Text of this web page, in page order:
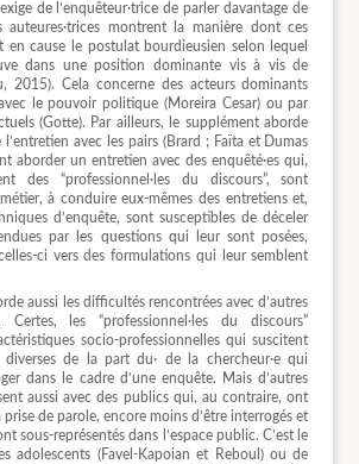
de l’enquêteur·trice de parler davantage de
auteures·trices montrent la manière dont ces
en cause le postulat bourdieusien selon lequel
dans une position dominante vis à vis de
2015). Cela concerne des acteurs dominants
le pouvoir politique (Moreira Cesar) ou par
(Gotte). Par ailleurs, le supplément aborde
l’entretien avec les pairs (Brard ; Faïta et Dumas
aborder un entretien avec des enquêté·es qui,
des “professionnel·les du discours”, sont
à conduire eux-mêmes des entretiens et,
d’enquête, sont susceptibles de déceler
par les questions qui leur sont posées,
ci vers des formulations qui leur semblent
aussi les difficultés rencontrées avec d’autres
les “professionnel·les du discours”
socio-professionnelles qui suscitent
diverses de la part du· de la chercheur·e qui
dans le cadre d’une enquête. Mais d’autres
aussi avec des publics qui, au contraire, ont
de parole, encore moins d’être interrogés et
sous-représentés dans l’espace public. C’est le
adolescents (Favel-Kapoian et Reboul) ou de